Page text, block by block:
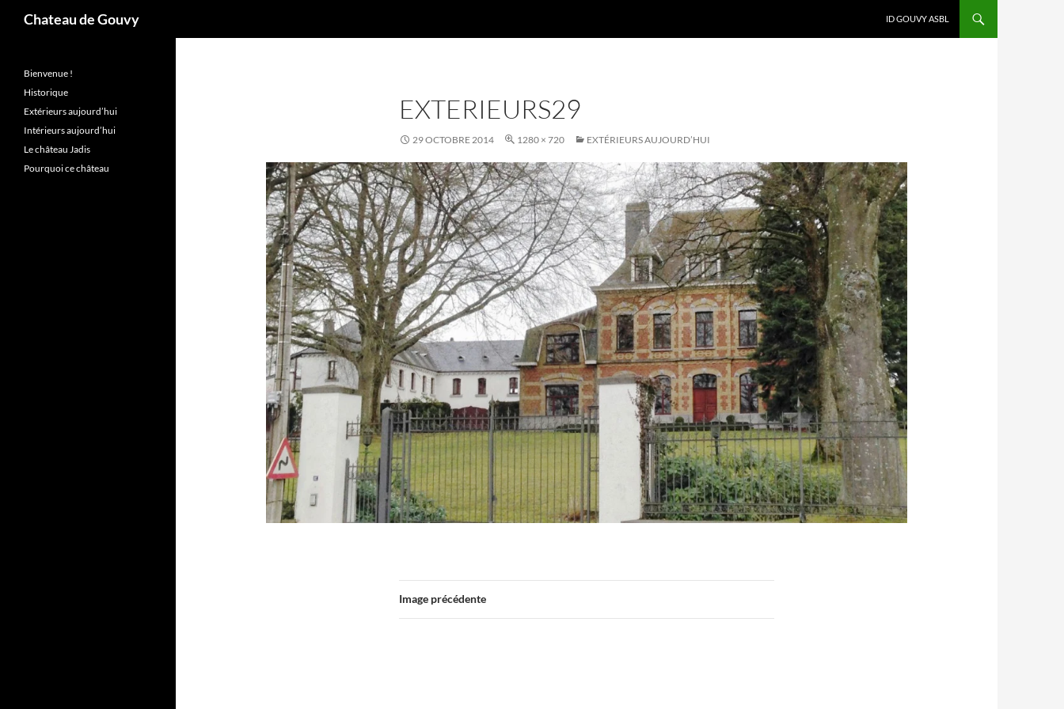
Chateau de Gouvy ID GOUVY ASBL
EXTERIEURS29
29 OCTOBRE 2014 1280 × 720 EXTÉRIEURS AUJOURD’HUI
Image précédente
Bienvenue !
Historique
Extérieurs aujourd’hui
Intérieurs aujourd’hui
Le château Jadis
Pourquoi ce château